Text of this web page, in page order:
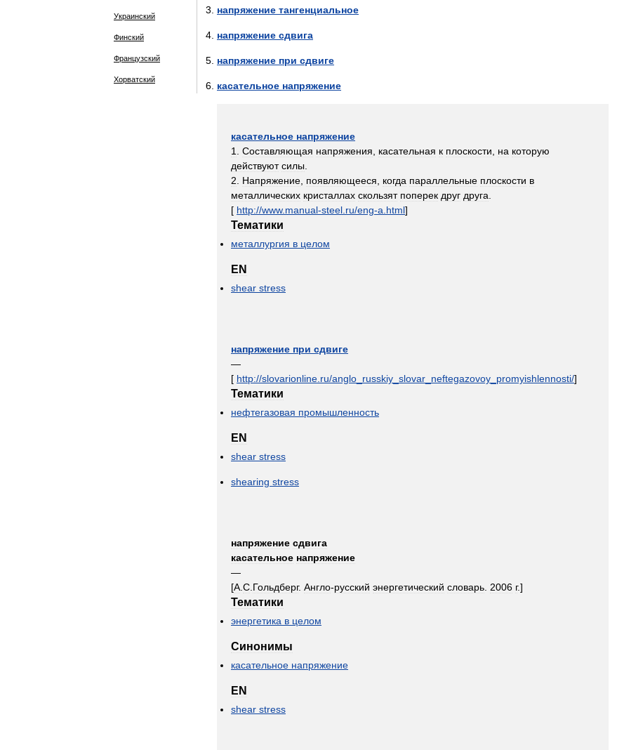
Украинский
Финский
Французский
Хорватский
напряжение тангенциальное
напряжение сдвига
напряжение при сдвиге
касательное напряжение
касательное напряжение
1
Составляющая напряжения касательная к плоскости на которую
действуют силы
2
Напряжение появляющееся когда параллельные плоскости в
металлических кристаллах скользят поперек друг друга
[ http://www. manual-steel ru/eng-a html]
Тематики
металлургия в целом
EN
shear stress
напряжение при сдвиге
—
[ http://slovarionline ru/anglo russkiy slovar neftegazovoy promyishlennosti/]
Тематики
нефтегазовая промышленность
EN
shear stress
shearing stress
напряжение сдвига
касательное напряжение
—
[А С Гольдберг. Англо-русский энергетический словарь 2006 г.]
Тематики
энергетика в целом
Синонимы
касательное напряжение
EN
shear stress